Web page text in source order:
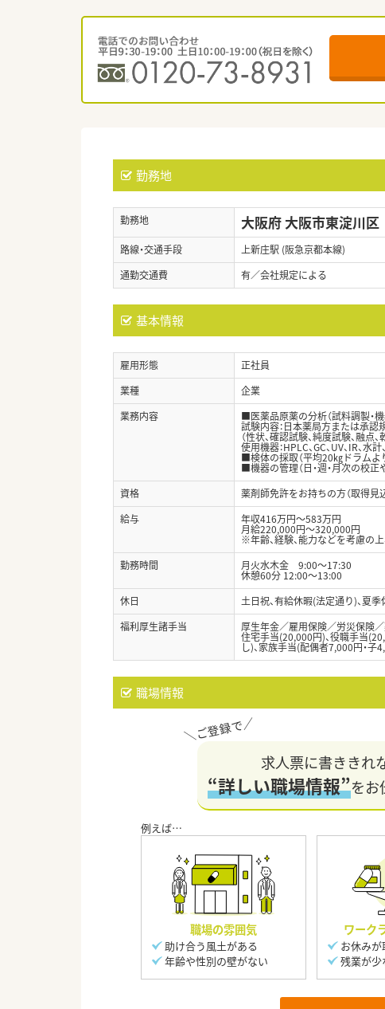
勤務地
勤務地 大阪府 大阪市東淀川区
路線・交通手段
上新庄駅 (阪急京都本線)
通勤交通費
有／会社規定による
基本情報
雇用形態
正社員
業種
企業
業務内容
■医薬品原薬の分析（試料調製・機
試験内容：日本薬局方または承
（性状、確認試験、純度試験、融点
使用機器：HPLC、GC、UV、IR、水
■検体の採取（平均20㎏ドラムよ
■機器の管理（日・週・月次の校正
資格
薬剤師免許をお持ちの方（取得見
給与
年収416万円～583万円
月給220,000円～320,000円
※年齢、経験、能力などを考慮の
勤務時間
月火水木金 9:00～17:30
休憩60分 12:00～13:00
休日
土日祝、有給休暇(法定通り)、夏
福利厚生諸手当
厚生年金／雇用保険／労災保険
住宅手当(20,000円)、役職手当
し)、家族手当(配偶者7,000円・
職場情報
求人票に書ききれ
“詳しい職場情報”をお
職場の雰囲気
助け合う風土がある
年齢や性別の壁がない
ワーク
お休み
残業が少